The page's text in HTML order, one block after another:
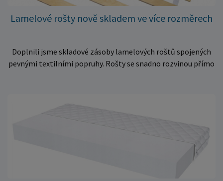
Lamelové rošty nově skladem ve více rozměrech
Doplnili jsme skladové zásoby lamelových roštů spojených
pevnými textilními popruhy. Rošty se snadno rozvinou přímo
množství kusů, proto můžeme objednávky rychle expedovat.
Vyberte si vhodný rozměr a dopřejte své matraci kvalitní
podklad za výhodnou cenu.